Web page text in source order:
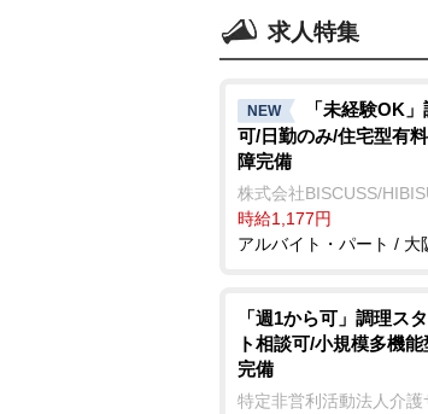
求人特集
NEW
「未経験OK
可/日勤のみ/住宅型有
障完備
株式会社BISCUSS/
時給1,177円
アルバイト・パート / 大
「週1から可」調理ス
ト相談可/小規模多機
完備
特定非営利活動法人介